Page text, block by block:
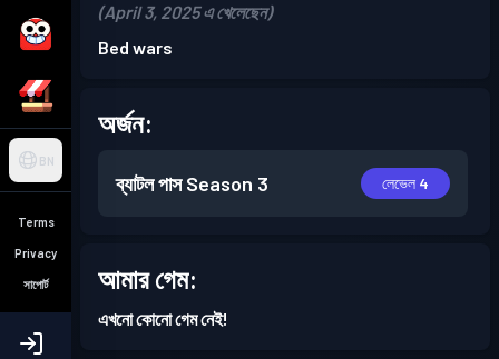
BN
Terms
Privacy
সাপোর্ট
(April 3, 2025 এ খেলেছেন)
Bed wars
অর্জন:
ব্যাটল পাস Season 3 লেভেল 4
আমার গেম:
এখনো কোনো গেম নেই!